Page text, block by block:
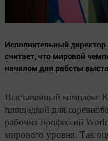
Исполнительный
считает, что мировой
началом для работы
Выставочный комплекс
площадкой для
рабочих профессий
мирового уровня. Так